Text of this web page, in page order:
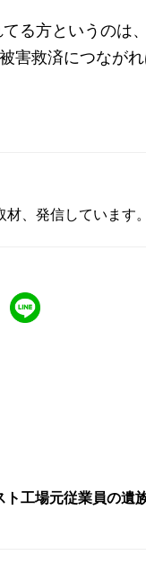
る方というのは
害救済につなが
、発信しています。
工場元従業員の遺